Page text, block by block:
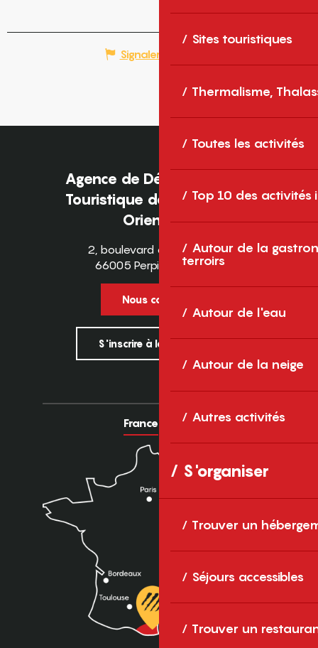
Sites touristiques
Thermalisme,
Toutes les activités
Top 10 des activités
Autour de la
terroirs
Autour de l'eau
Autour de la neige
Autres activités
S'organiser
Trouver un
Séjours accessibles
Trouver un
Signaler une erreur
Agence de Développement
Touristique des Pyrénées-
Orientales
2, boulevard des Pyrénées
66005 Perpignan Cedex
Nous contacter
S'inscrire à la newsletter
France Europe